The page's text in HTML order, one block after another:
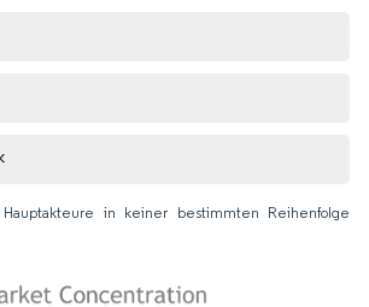
Hauptakteure in keiner bestimmten Reihenfolge